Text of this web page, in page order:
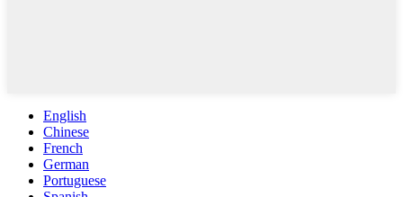
English
Chinese
French
German
Portuguese